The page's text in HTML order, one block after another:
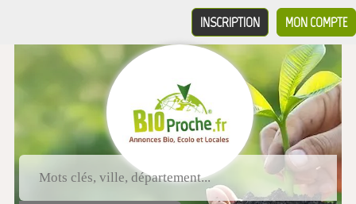
MON COMPTE
INSCRIPTION